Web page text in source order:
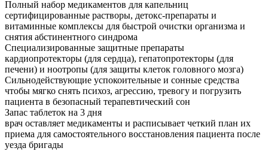
Полный набор медикаментов для капельниц
сертифицированные растворы, детокс-препараты и
витаминные комплексы для быстрой очистки организма и
снятия абстинентного синдрома
Специализированные защитные препараты
кардиопротекторы (для сердца), гепатопротекторы (для
печени) и ноотропы (для защиты клеток головного мозга)
Сильнодействующие успокоительные и сонные средства
чтобы мягко снять психоз, агрессию, тревогу и погрузить
пациента в безопасный терапевтический сон
Запас таблеток на 3 дня
врач оставляет медикаменты и расписывает четкий план их
приема для самостоятельного восстановления пациента после
уезда бригады